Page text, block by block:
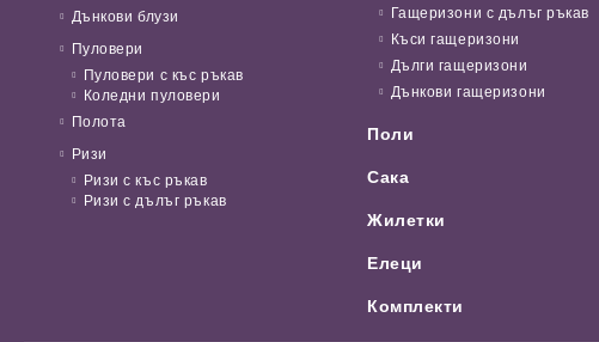
Дънкови блузи
Пуловери
Пуловери с къс ръкав
Коледни пуловери
Полота
Ризи
Ризи с къс ръкав
Ризи с дълъг ръкав
Гащеризони с дълъг ръкав
Къси гащеризони
Дълги гащеризони
Дънкови гащеризони
Поли
Сака
Жилетки
Елеци
Комплекти